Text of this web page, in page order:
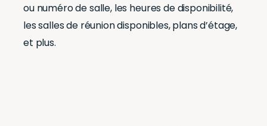
ou numéro de salle, les heures de disponibilité,
les salles de réunion disponibles, plans d’étage,
et plus.